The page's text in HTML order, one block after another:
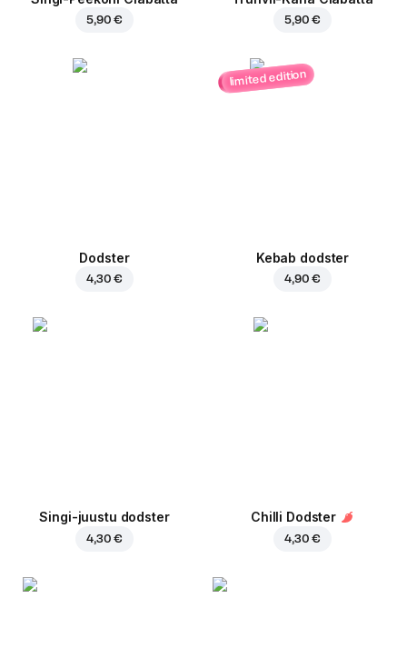
5,90 € 5,90 €
Dodster
4,30 €
limited edition
Kebab dodster
4,90 €
Singi-juustu dodster
4,30 €
Chilli Dodster
4,30 €